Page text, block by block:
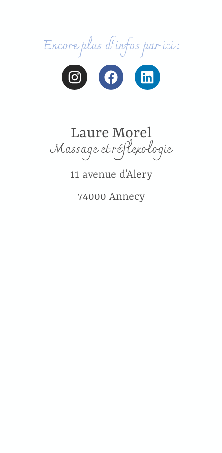
Encore plus d’infos par ici :
Laure Morel
Massage et réflexologie
11 avenue d’Alery
74000 Annecy